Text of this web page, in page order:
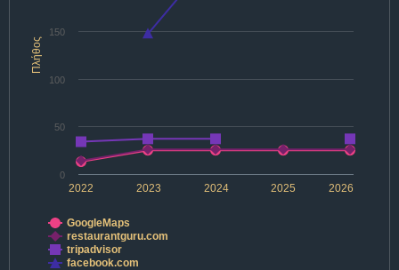
Πλήθος
2022 2024 2026
2023 2025
0
50
100
150
GoogleMaps
restaurantguru.com
tripadvisor
facebook.com